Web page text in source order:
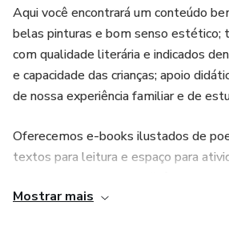
Aqui você encontrará um conteúdo
belas pinturas e bom senso estético;
com qualidade literária e indicados
e capacidade das crianças; apoio
de nossa experiência familiar e de
Oferecemos e-books ilustados de
textos para leitura e espaço para
muito mais.
Mostrar mais